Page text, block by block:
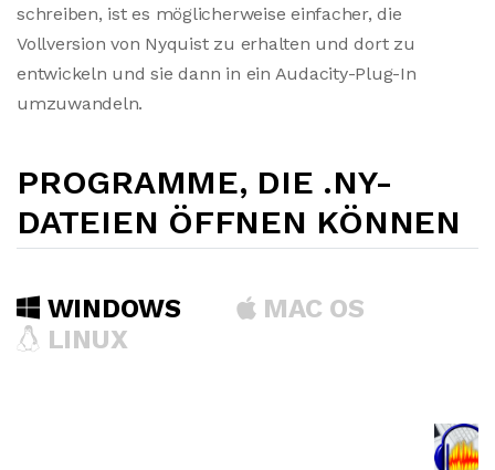
schreiben, ist es möglicherweise einfacher, die
Vollversion von Nyquist zu erhalten und dort zu
entwickeln und sie dann in ein Audacity-Plug-In
umzuwandeln.
PROGRAMME, DIE .NY-
DATEIEN ÖFFNEN KÖNNEN
WINDOWS
MAC OS
LINUX